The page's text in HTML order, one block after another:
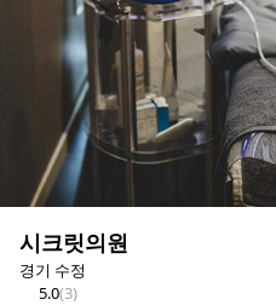
시크릿의원
경기 수정
5.0(3)